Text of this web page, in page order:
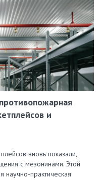
и
вновь показали,
с мезонинами. Этой
научно-практическая